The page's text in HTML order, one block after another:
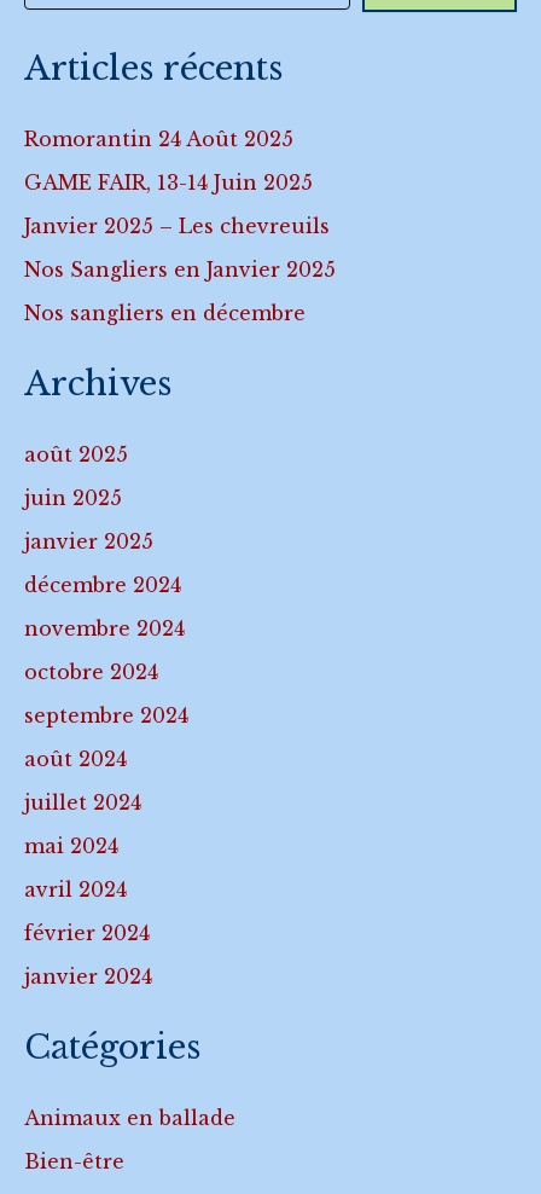
Articles récents
Romorantin 24 Août 2025
GAME FAIR, 13-14 Juin 2025
Janvier 2025 – Les chevreuils
Nos Sangliers en Janvier 2025
Nos sangliers en décembre
Archives
août 2025
juin 2025
janvier 2025
décembre 2024
novembre 2024
octobre 2024
septembre 2024
août 2024
juillet 2024
mai 2024
avril 2024
février 2024
janvier 2024
Catégories
Animaux en ballade
Bien-être